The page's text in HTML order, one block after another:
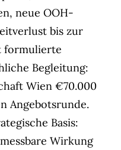
neue OOH-
bis zur
formulierte
Begleitung:
Wien €70.000
Angebotsrunde.
Basis:
Wirkung